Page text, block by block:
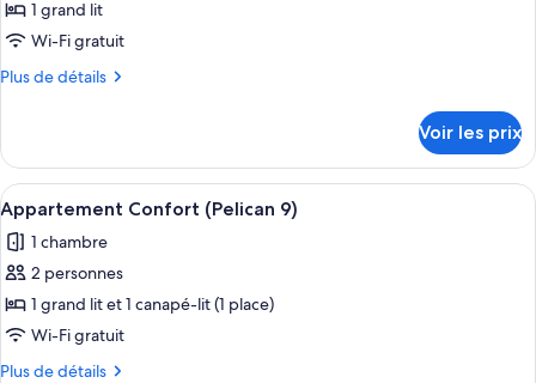
8)
pour
ce
type
Appartement
Classique
(Pelican
10)
1 grand lit
Wi-Fi gratuit
Plus de détails
Plus
le
type
de
chambre
Appartement
Classique
10)
Voir les prix
Afficher
toutes
les
photos
pour
ce
type
Une chambre d’hôtel moderne
9
Appartement Confort (Pelican 9)
1 chambre
2 personnes
1 grand lit et 1 canapé-lit (1 place)
Wi-Fi gratuit
Plus de détails
Plus